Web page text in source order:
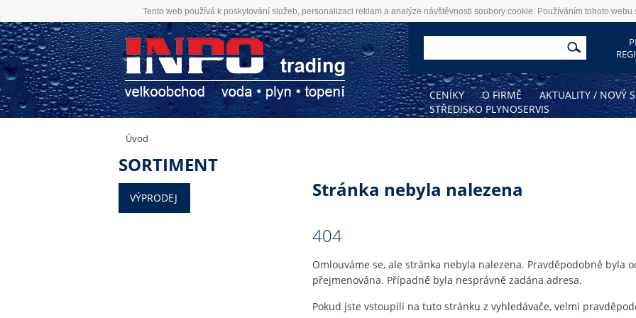
Tento web používá k poskytování služeb, personalizaci reklam a analýze návštěvnosti soubory cookie. Používáním tohoto
CENÍKY O FIRMĚ
AKTUALITY / NOVÝ
STŘEDISKO PLYNOSERVIS
Úvod
SORTIMENT
VÝPRODEJ Stránka nebyla nalezena
404
Omlouváme se, ale stránka nebyla nalezena. Pravděpodobně byla
přejmenována. Případně byla nesprávně zadána adresa.
Pokud jste vstoupili na tuto stránku z vyhledávače, velmi